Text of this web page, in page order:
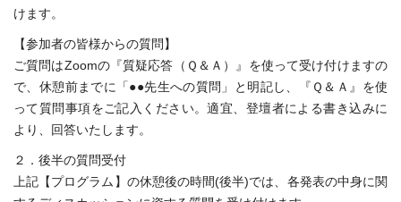
けます。
【参加者の皆様からの質問】
ご質問はZoomの『質疑応答（Ｑ＆Ａ）』を使って受け付けますの
で、休憩前までに「●●先生への質問」と明記し、『Ｑ＆Ａ』を使
って質問事項をご記入ください。適宜、登壇者による書き込みに
より、回答いたします。
２．後半の質問受付
上記【プログラム】の休憩後の時間(後半)では、各発表の中身に関